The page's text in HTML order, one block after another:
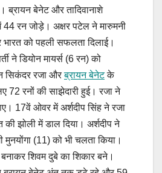
बेनेट और तादिवानाशे
रन जोड़े। अक्षर पटेल ने मारुमनी
को पहली सफलता दिलाई।
ने डियोन मायर्स (6 रन) को
सिकंदर रजा औरब्रायन बेनेटके
72 रनों की साझेदारी हुई। रजा ने
17वें ओवर में अर्शदीप सिंह ने रजा
झोली में डाल दिया। अर्शदीप ने
मुनयोंगा (11) को भी चलता किया।
शिवम दुबे का शिकार बने।